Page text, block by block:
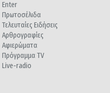
Enter
Πρωτοσέλιδα
Τελευταίες Ειδήσεις
Αρθρογραφίες
Αφιερώματα
Πρόγραμμα TV
Live-radio